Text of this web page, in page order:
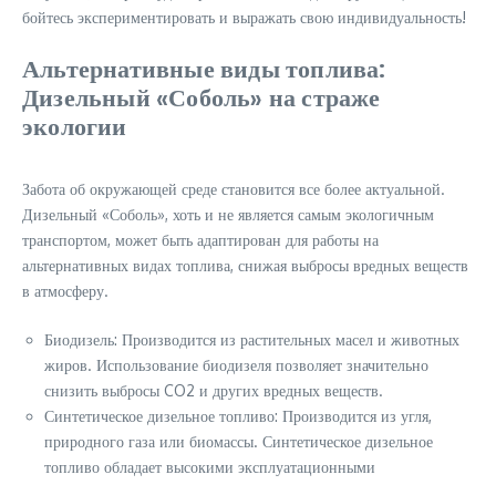
бойтесь экспериментировать и выражать свою индивидуальность!
Альтернативные виды топлива:
Дизельный «Соболь» на страже
экологии
Забота об окружающей среде становится все более актуальной.
Дизельный «Соболь», хоть и не является самым экологичным
транспортом, может быть адаптирован для работы на
альтернативных видах топлива, снижая выбросы вредных веществ
в атмосферу.
Биодизель: Производится из растительных масел и животных
жиров. Использование биодизеля позволяет значительно
снизить выбросы CO2 и других вредных веществ.
Синтетическое дизельное топливо: Производится из угля,
природного газа или биомассы. Синтетическое дизельное
топливо обладает высокими эксплуатационными